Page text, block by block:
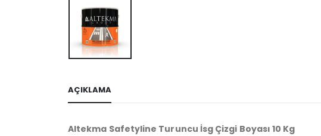
AÇIKLAMA
Altekma Safetyline Turuncu İsg Çizgi Boyası 10 Kg